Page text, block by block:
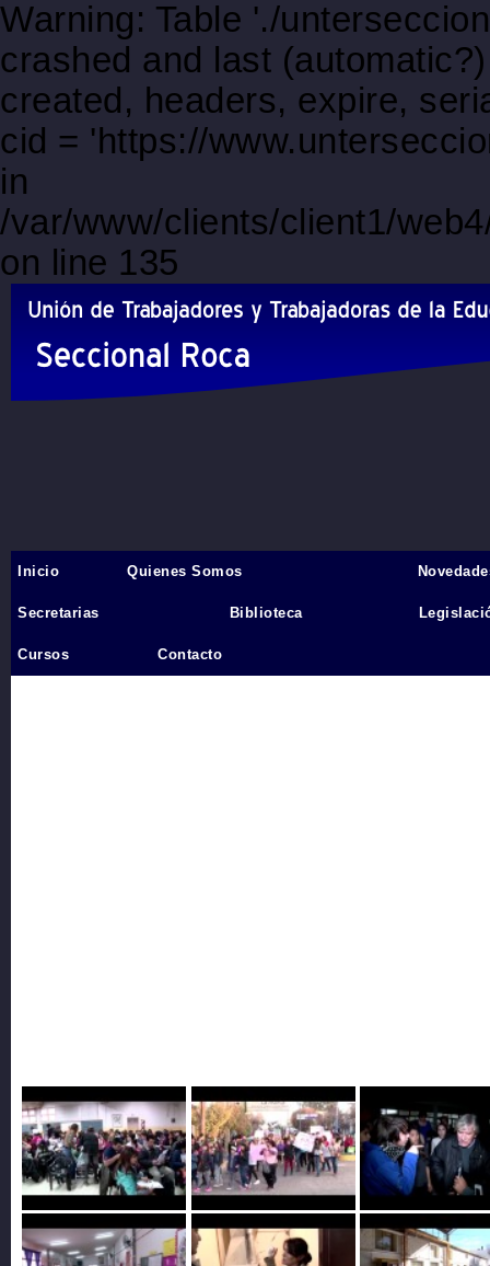
Warning: Table './
crashed and last
created, headers, expire,
cid = 'https://
in
/var/www/clients/client1/
on line 135
Inicio
Inicio Quienes Somos
Secretarias Biblioteca
Cursos Contacto